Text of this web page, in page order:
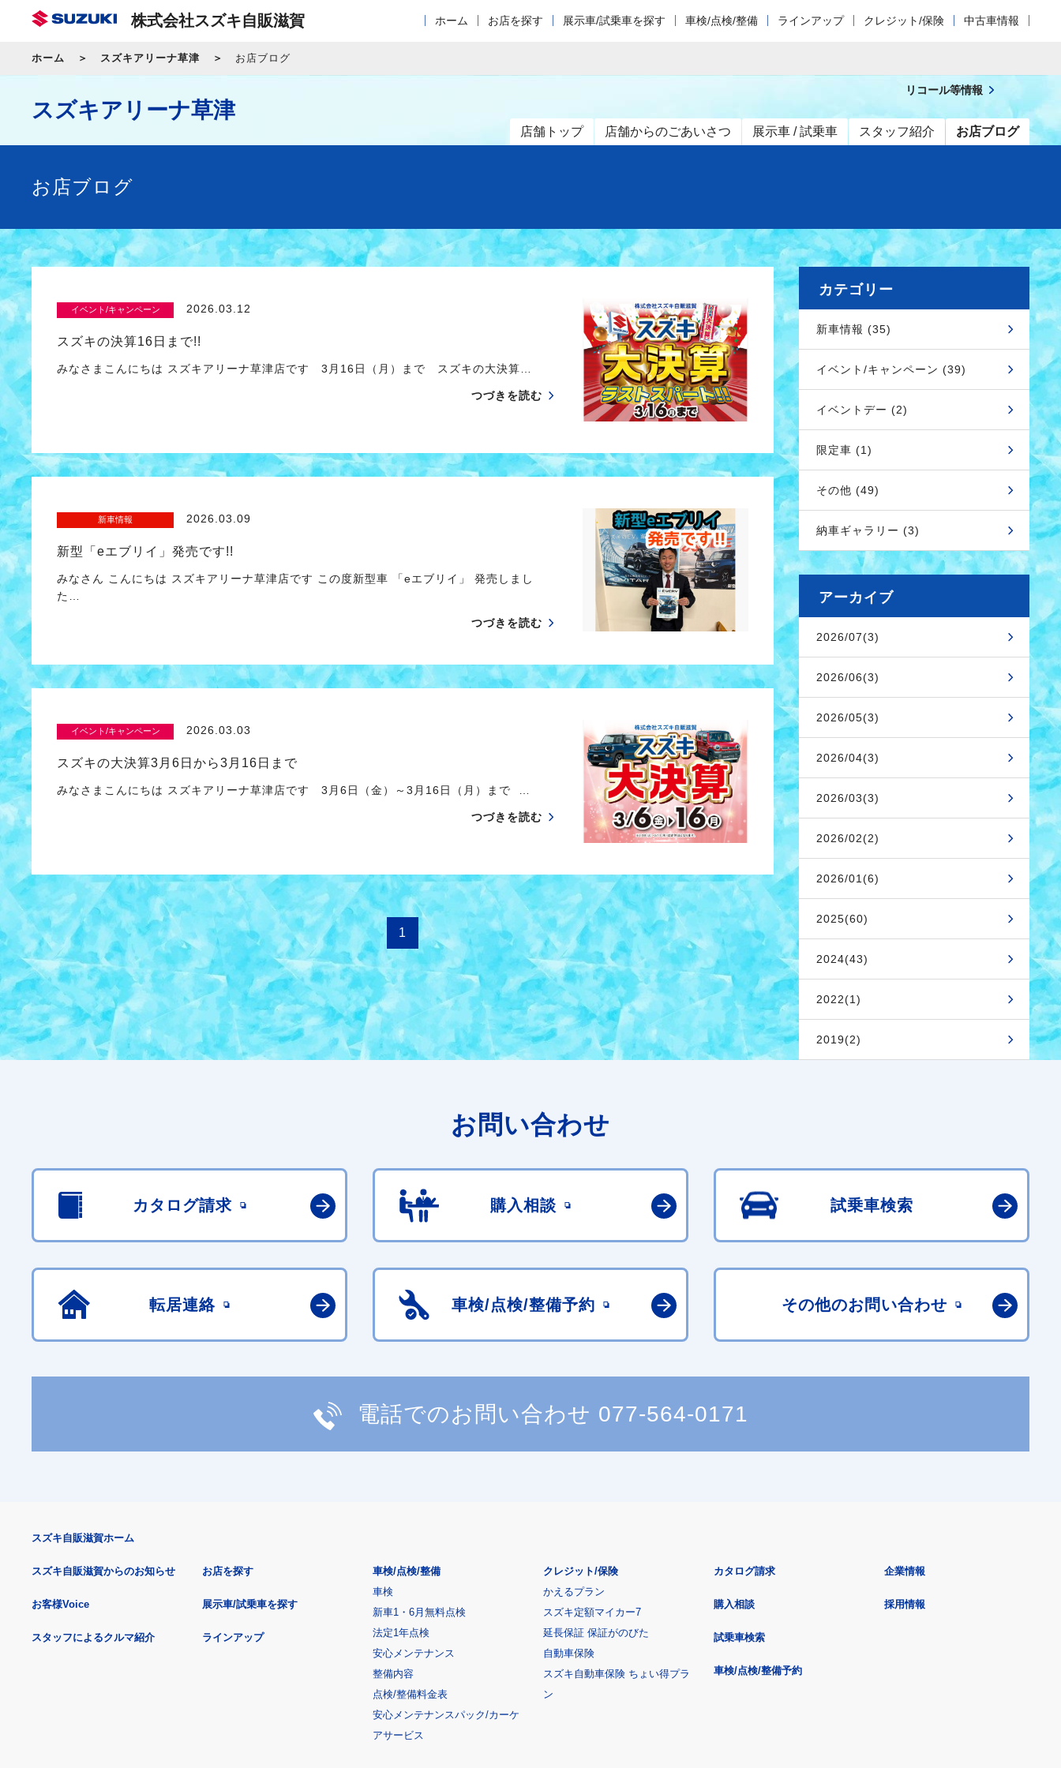
株式会社スズキ自販滋賀 ホーム お店を探す 展示車/試乗車を探す 車検/点検/整備 ラインアップ クレジット/保険 中古車情報
ホーム スズキアリーナ草津 お店ブログ
スズキアリーナ草津
店舗トップ 店舗からのごあいさつ 展示車 / 試乗車 スタッフ紹介 お店ブログ
リコール等情報
お店ブログ
イベント/キャンペーン 2026.03.12
スズキの決算16日まで!!
みなさまこんにちは スズキアリーナ草津店です 3月16日（月）まで スズキの大決算…
つづきを読む
新車情報 2026.03.09
新型「eエブリイ」発売です!!
みなさん こんにちは スズキアリーナ草津店です この度新型車 「eエブリイ」 発売しまし
た…
つづきを読む
イベント/キャンペーン 2026.03.03
スズキの大決算3月6日から3月16日まで
みなさまこんにちは スズキアリーナ草津店です 3月6日（金）～3月16日（月）まで …
つづきを読む
1
カテゴリー
新車情報 (35)
イベント/キャンペーン (39)
イベントデー (2)
限定車 (1)
その他 (49)
納車ギャラリー (3)
アーカイブ
2026/07(3)
2026/06(3)
2026/05(3)
2026/04(3)
2026/03(3)
2026/02(2)
2026/01(6)
2025(60)
2024(43)
2022(1)
2019(2)
お問い合わせ
カタログ請求 購入相談 試乗車検索
転居連絡 車検/点検/整備予約 その他のお問い合わせ
電話でのお問い合わせ 077-564-0171
スズキ自販滋賀ホーム
スズキ自販滋賀からのお知らせ
お客様Voice
スタッフによるクルマ紹介
お店を探す
展示車/試乗車を探す
ラインアップ
車検/点検/整備
車検
新車1・6月無料点検
法定1年点検
安心メンテナンス
整備内容
点検/整備料金表
安心メンテナンスパック/カーケ
アサービス
クレジット/保険
かえるプラン
スズキ定額マイカー7
延長保証 保証がのびた
自動車保険
スズキ自動車保険 ちょい得プラ
ン
カタログ請求
購入相談
試乗車検索
車検/点検/整備予約
企業情報
採用情報